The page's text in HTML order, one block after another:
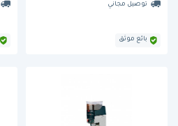
توصيل مجاني
بائع موثق